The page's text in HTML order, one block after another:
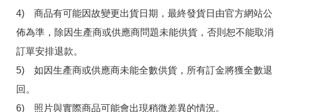
4)　商品有可能因故變更出貨日期，最終發貨日由官方網站公
佈為準，除因生產商或供應商問題未能供貨，否則恕不能取消
訂單安排退款。
5)　如因生產商或供應商未能全數供貨，所有訂金將獲全數退
回。
6)　照片與實際商品可能會出現稍微差異的情況。